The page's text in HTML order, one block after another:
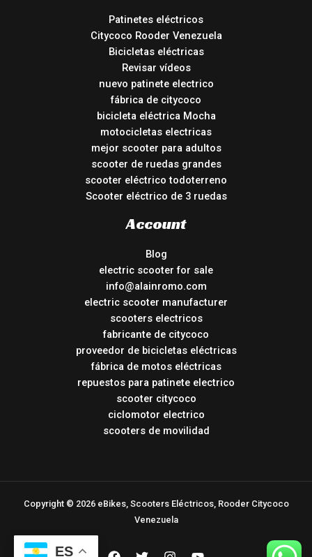
Patinetes eléctricos
Citycoco Rooder Venezuela
Bicicletas eléctricas
Revisar vídeos
nuevo patinete electrico
fábrica de citycoco
bicicleta eléctrica Mocha
motocicletas electricas
mejor scooter para adultos
scooter de ruedas grandes
scooter eléctrico todoterreno
Scooter eléctrico de 3 ruedas
Account
Blog
electric scooter for sale
info@alainromo.com
electric scooter manufacturer
scooters electricos
fabricante de citycoco
proveedor de bicicletas eléctricas
fábrica de motos eléctricas
repuestos para patinete electrico
scooter citycoco
ciclomotor electrico
scooters de movilidad
Copyright © 2026 eBikes, Scooters Eléctricos, Rooder Citycoco
Venezuela
ES